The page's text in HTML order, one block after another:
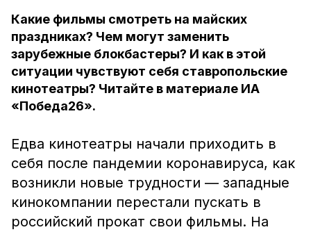
Какие фильмы смотреть на майских
праздниках? Чем могут заменить
зарубежные блокбастеры? И как в этой
ситуации чувствуют себя ставропольские
кинотеатры? Читайте в материале ИА
«Победа26».
Едва кинотеатры начали приходить в
себя после пандемии коронавируса, как
возникли новые трудности — западные
кинокомпании перестали пускать в
российский прокат свои фильмы. На